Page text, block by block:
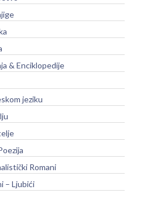
& Enciklopedije
jeziku
Romani
– Ljubići